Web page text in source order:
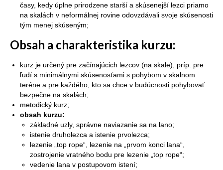
časy, kedy úplne prirodzene starší a skúsenejší lezci priamo
na skalách v neformálnej rovine odovzdávali svoje skúsenosti
tým menej skúseným;
Obsah a charakteristika kurzu:
kurz je určený pre začínajúcich lezcov (na skale), príp. pre
ľudí s minimálnymi skúsenosťami s pohybom v skalnom
teréne a pre každého, kto sa chce v budúcnosti pohybovať
bezpečne na skalách;
metodický kurz;
obsah kurzu:
základné uzly, správne naviazanie sa na lano;
istenie druholezca a istenie prvolezca;
lezenie „top rope“, lezenie na „prvom konci lana“,
zostrojenie vratného bodu pre lezenie „top rope“;
vedenie lana v postupovom istení;